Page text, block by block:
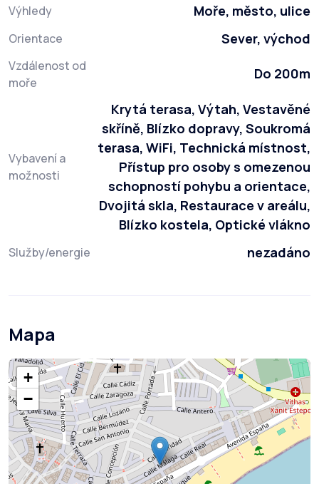
Výhledy Moře, město, ulice
Orientace Sever, východ
Vzdálenost od
moře
Do 200m
Vybavení a
možnosti
Krytá terasa, Výtah, Vestavěné
skříně, Blízko dopravy, Soukromá
terasa, WiFi, Technická místnost,
Přístup pro osoby s omezenou
schopností pohybu a orientace,
Dvojitá skla, Restaurace v areálu,
Blízko kostela, Optické vlákno
Služby/energie nezadáno
Mapa
+
−